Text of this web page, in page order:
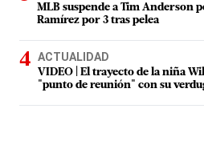
MLB suspende a Tim Anderson
Ramírez por 3 tras pelea
ACTUALIDAD
VIDEO | El trayecto de la niña
"punto de reunión" con su